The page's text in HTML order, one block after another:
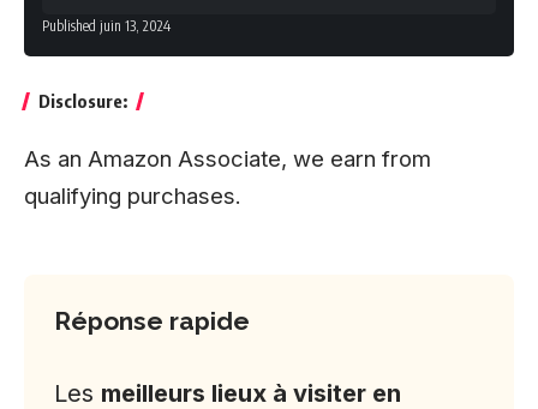
Published juin 13, 2024
Disclosure:
As an Amazon Associate, we earn from
qualifying purchases.
Réponse rapide
Les meilleurs lieux à visiter en